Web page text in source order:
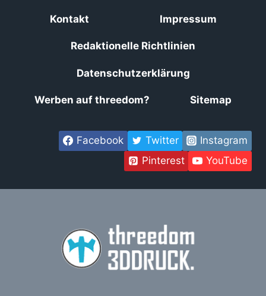
Kontakt Impressum
Redaktionelle Richtlinien
Datenschutzerklärung
Werben auf threedom? Sitemap
Facebook Twitter
Instagram
Pinterest
YouTube